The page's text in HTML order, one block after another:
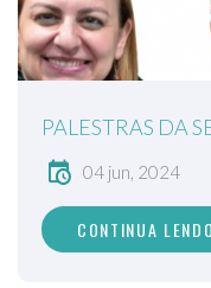
PALESTRAS DA
04 jun, 2024
CONTINUA LENDO